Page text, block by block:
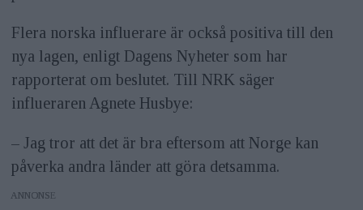
Flera norska influerare är också positiva till den
nya lagen, enligt Dagens Nyheter som har
rapporterat om beslutet. Till NRK säger
influeraren Agnete Husbye:
– Jag tror att det är bra eftersom att Norge kan
påverka andra länder att göra detsamma.
ANNONS